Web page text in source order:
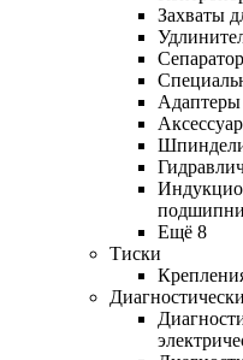
Захваты
Адаптеры
Ещё 8
Тиски